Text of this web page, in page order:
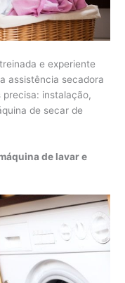
e experiente
assistência secadora
instalação,
de secar de
de lavar e